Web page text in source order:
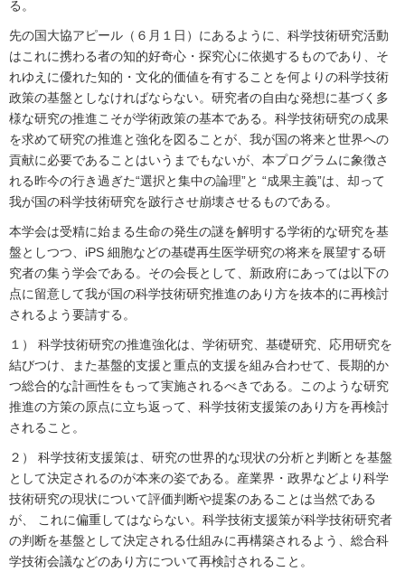
る。
先の国大協アピール（６月１日）にあるように、科学技術研究活動
はこれに携わる者の知的好奇心・探究心に依拠するものであり、そ
れゆえに優れた知的・文化的価値を有することを何よりの科学技術
政策の基盤としなければならない。研究者の自由な発想に基づく多
様な研究の推進こそが学術政策の基本である。科学技術研究の成果
を求めて研究の推進と強化を図ることが、我が国の将来と世界への
貢献に必要であることはいうまでもないが、本プログラムに象徴さ
れる昨今の行き過ぎた“選択と集中の論理”と “成果主義”は、却って
我が国の科学技術研究を跛行させ崩壊させるものである。
本学会は受精に始まる生命の発生の謎を解明する学術的な研究を基
盤としつつ、iPS 細胞などの基礎再生医学研究の将来を展望する研
究者の集う学会である。その会長として、新政府にあっては以下の
点に留意して我が国の科学技術研究推進のあり方を抜本的に再検討
されるよう要請する。
１） 科学技術研究の推進強化は、学術研究、基礎研究、応用研究を
結びつけ、また基盤的支援と重点的支援を組み合わせて、長期的か
つ総合的な計画性をもって実施されるべきである。このような研究
推進の方策の原点に立ち返って、科学技術支援策のあり方を再検討
されること。
２） 科学技術支援策は、研究の世界的な現状の分析と判断とを基盤
として決定されるのが本来の姿である。産業界・政界などより科学
技術研究の現状について評価判断や提案のあることは当然である
が、 これに偏重してはならない。科学技術支援策が科学技術研究者
の判断を基盤として決定される仕組みに再構築されるよう、総合科
学技術会議などのあり方について再検討されること。